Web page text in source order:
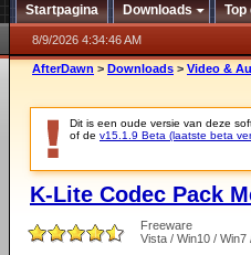
Startpagina Downloads Top
8/9/2026 4:34:46 AM
AfterDawn > Downloads > Video &
Dit is een oude versie van deze
of de v15.1.9 Beta (laatste beta
K-Lite Codec Pack
Freeware
Vista / Win10 / Win7